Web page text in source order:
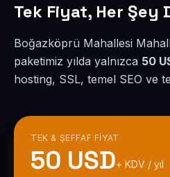
Tek Fiyat, Her Şey
Boğazköprü Mahallesi
paketimiz yılda yalnızca 50
hosting, SSL, temel SEO ve
TEK & ŞEFFAF FIYAT
50 USD+ KDV / yıl